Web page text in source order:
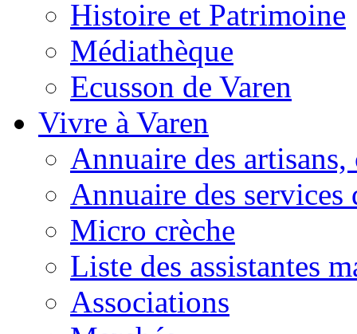
Histoire et Patrimoine
Médiathèque
Ecusson de Varen
Vivre à Varen
Annuaire des
Annuaire des services
Micro crèche
Liste des assistantes
Associations